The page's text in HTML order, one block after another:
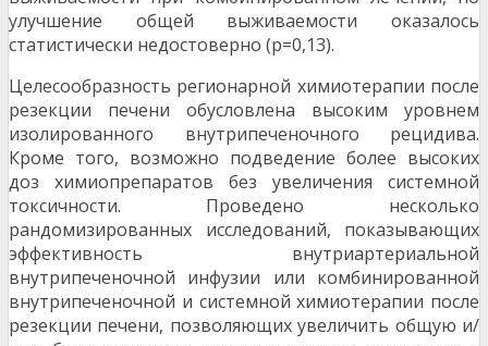
улучшение общей выживаемости оказалось
статистически недостоверно (р=0,13).
Целесообразность регионарной химиоте­рапии после
резекции печени обусловлена высо­ким уровнем
изолированного внутрипеченочного рецидива.
Кроме того, возможно подведение бо­лее высоких
доз химиопрепаратов без увеличе­ния системной
токсичности. Проведено несколько
рандомизированных исследований, показываю­щих
эффективность внутриартериальной
внутрипеченочной инфузии или комбинированной
внутрипеченочной и системной химиотерапии после
резекции печени, позволяющих увеличить общую и/